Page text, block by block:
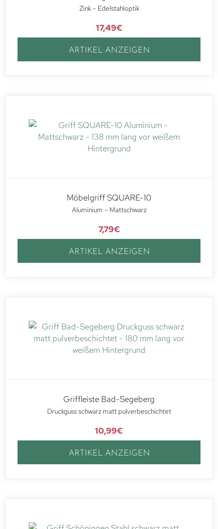
Zink – Edelstahloptik
17,49€
ARTIKEL ANZEIGEN
Möbelgriff SQUARE-10
Aluminium – Mattschwarz
7,79€
ARTIKEL ANZEIGEN
Griffleiste Bad-Segeberg
Druckguss schwarz matt pulverbeschichtet
10,99€
ARTIKEL ANZEIGEN